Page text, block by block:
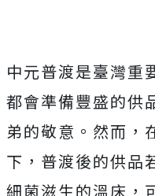
中元普渡是臺灣重
都會準備豐盛的供
弟的敬意。然而，
下，普渡後的供品
細菌滋生的溫床，